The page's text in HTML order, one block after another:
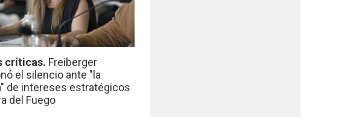
críticas. Freiberger
el silencio ante "la
de intereses estratégicos
del Fuego